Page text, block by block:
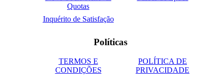
Quotas
Inquérito de Satisfação
Políticas
TERMOS E
CONDIÇÕES
POLÍTICA DE
PRIVACIDADE